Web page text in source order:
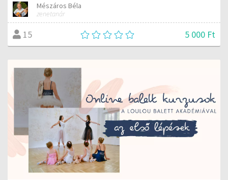
Mészáros Béla
zenetanár
15 5 000 Ft